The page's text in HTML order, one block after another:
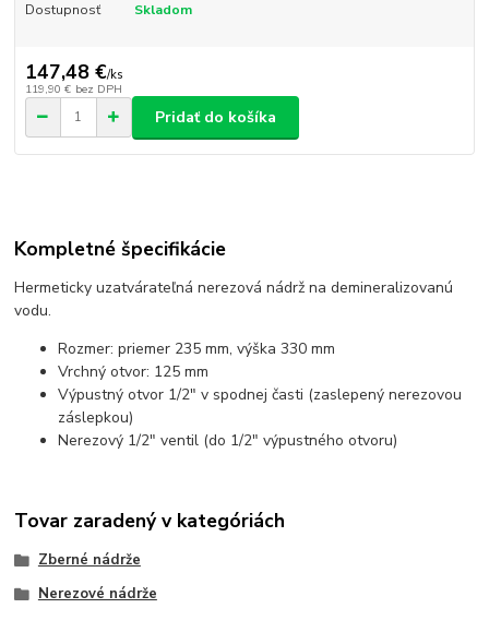
Dostupnosť Skladom
147,48 €/ks
119,90 € bez DPH
Pridať do košíka
Kompletné špecifikácie
Hermeticky uzatvárateľná nerezová nádrž na demineralizovanú
vodu.
Rozmer: priemer 235 mm, výška 330 mm
Vrchný otvor: 125 mm
Výpustný otvor 1/2" v spodnej časti (zaslepený nerezovou
záslepkou)
Nerezový 1/2" ventil (do 1/2" výpustného otvoru)
Tovar zaradený v kategóriách
Zberné nádrže
Nerezové nádrže